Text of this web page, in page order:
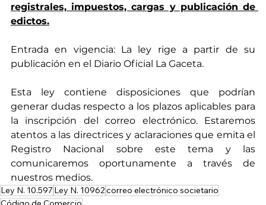
registrales, impuestos, cargas y publicación de
edictos.
Entrada en vigencia: La ley rige a partir de su
publicación en el Diario Oficial La Gaceta.
Esta ley contiene disposiciones que podrían
generar dudas respecto a los plazos aplicables para
la inscripción del correo electrónico. Estaremos
atentos a las directrices y aclaraciones que emita el
Registro Nacional sobre este tema y las
comunicaremos oportunamente a través de
nuestros medios.
Ley N. 10.597 Ley N. 10962correo electrónico societario